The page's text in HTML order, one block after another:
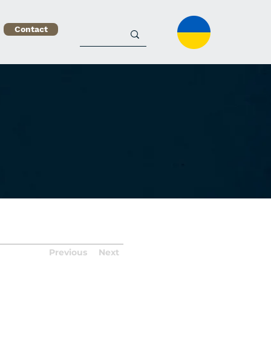
Contact
Previous Next